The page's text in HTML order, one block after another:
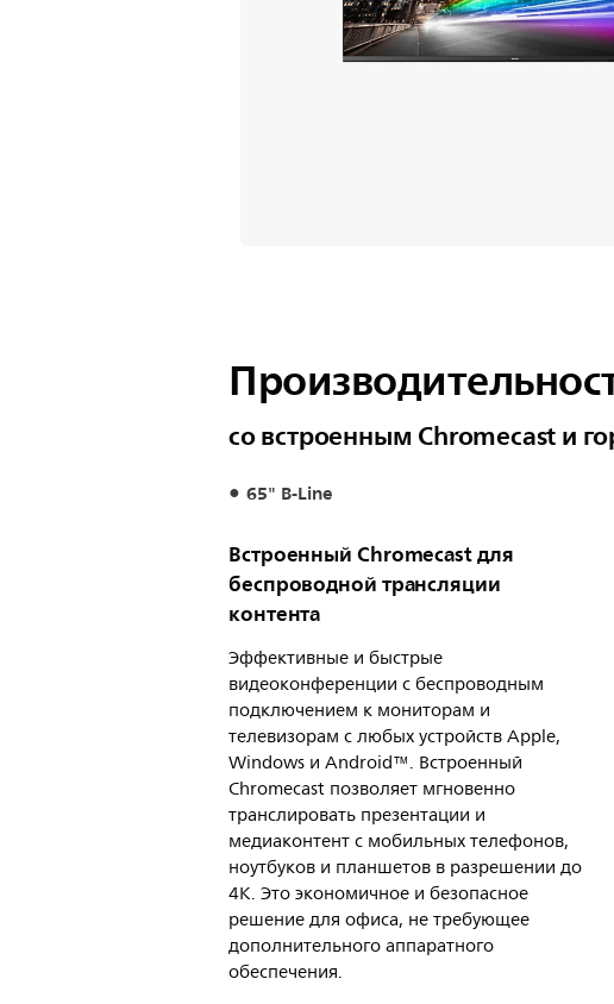
со встроенным Chromecast и
65" B-Line
Встроенный Chromecast для
беспроводной трансляции
контента
Эффективные и быстрые
видеоконференции с беспроводным
подключением к мониторам и
телевизорам с любых устройств Apple,
Windows и Android™. Встроенный
Chromecast позволяет мгновенно
транслировать презентации и
медиаконтент с мобильных телефонов,
ноутбуков и планшетов в разрешении до
4K. Это экономичное и безопасное
решение для офиса, не требующее
дополнительного аппаратного
обеспечения.